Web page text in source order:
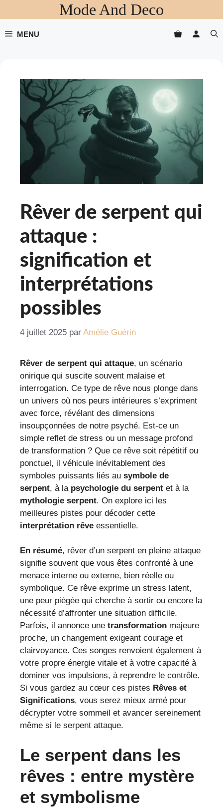
au
contenu
Mode And Deco
MENU
Rêver de serpent qui
attaque :
signification et
interprétations
possibles
4 juillet 2025 par Amélie Guérin
Rêver de serpent qui attaque, un scénario
onirique qui suscite souvent malaise et
interrogation. Ce type de rêve nous plonge dans
un univers où nos peurs intérieures s’expriment
avec force, révélant des dimensions
insoupçonnées de notre psyché. Est-ce un
simple reflet de stress ou un message profond
de transformation ? Que ce rêve soit répétitif ou
ponctuel, il véhicule inévitablement des
symboles puissants liés au symbole de
serpent, à la psychologie du serpent et à la
mythologie serpent. On explore ici les
meilleures pistes pour décoder cette
interprétation rêve essentielle.
En résumé, rêver d’un serpent en pleine attaque
signifie souvent que vous êtes confronté à une
menace interne ou externe, bien réelle ou
symbolique. Ce rêve exprime un stress latent,
une peur piégée qui cherche à sortir ou encore la
nécessité d’affronter une situation difficile.
Parfois, il annonce une transformation majeure
proche, un changement exigeant courage et
clairvoyance. Ces songes renvoient également à
votre propre énergie vitale et à votre capacité à
dominer vos impulsions, à reprendre le contrôle.
Si vous gardez au cœur ces pistes Rêves et
Significations, vous serez mieux armé pour
décrypter votre sommeil et avancer sereinement
même si le serpent attaque.
Le serpent dans les
rêves : entre mystère
et symbolisme